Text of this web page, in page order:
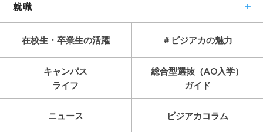
就職
在校生・卒業生の活躍 ＃ビジアカの魅力
キャンパス
ライフ
総合型選抜（AO入学）
ガイド
ニュース ビジアカコラム